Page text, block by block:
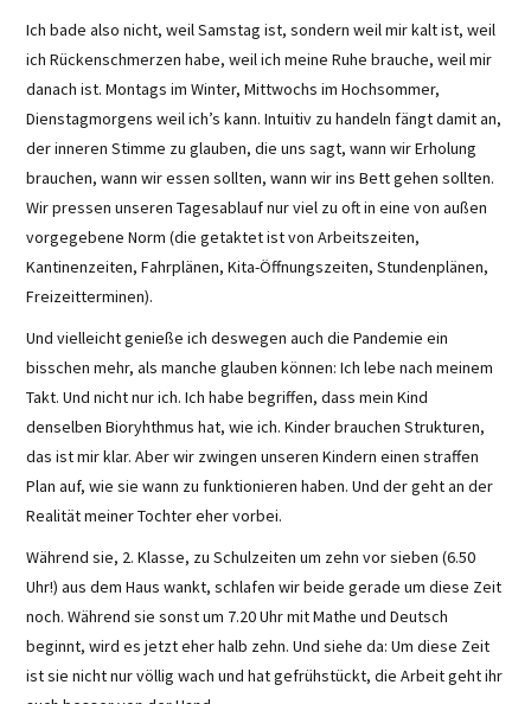
Ich bade also nicht, weil Samstag ist, sondern weil mir kalt ist, weil
ich Rückenschmerzen habe, weil ich meine Ruhe brauche, weil mir
danach ist. Montags im Winter, Mittwochs im Hochsommer,
Dienstagmorgens weil ich’s kann. Intuitiv zu handeln fängt damit an,
der inneren Stimme zu glauben, die uns sagt, wann wir Erholung
brauchen, wann wir essen sollten, wann wir ins Bett gehen sollten.
Wir pressen unseren Tagesablauf nur viel zu oft in eine von außen
vorgegebene Norm (die getaktet ist von Arbeitszeiten,
Kantinenzeiten, Fahrplänen, Kita-Öffnungszeiten, Stundenplänen,
Freizeitterminen).
Und vielleicht genieße ich deswegen auch die Pandemie ein
bisschen mehr, als manche glauben können: Ich lebe nach meinem
Takt. Und nicht nur ich. Ich habe begriffen, dass mein Kind
denselben Bioryhthmus hat, wie ich. Kinder brauchen Strukturen,
das ist mir klar. Aber wir zwingen unseren Kindern einen straffen
Plan auf, wie sie wann zu funktionieren haben. Und der geht an der
Realität meiner Tochter eher vorbei.
Während sie, 2. Klasse, zu Schulzeiten um zehn vor sieben (6.50
Uhr!) aus dem Haus wankt, schlafen wir beide gerade um diese Zeit
noch. Während sie sonst um 7.20 Uhr mit Mathe und Deutsch
beginnt, wird es jetzt eher halb zehn. Und siehe da: Um diese Zeit
ist sie nicht nur völlig wach und hat gefrühstückt, die Arbeit geht ihr